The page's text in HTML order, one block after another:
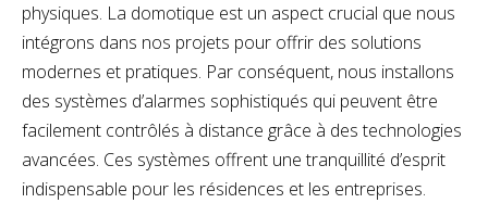
physiques. La domotique est un aspect crucial que nous
intégrons dans nos projets pour offrir des solutions
modernes et pratiques. Par conséquent, nous installons
des systèmes d’alarmes sophistiqués qui peuvent être
facilement contrôlés à distance grâce à des technologies
avancées. Ces systèmes offrent une tranquillité d’esprit
indispensable pour les résidences et les entreprises.